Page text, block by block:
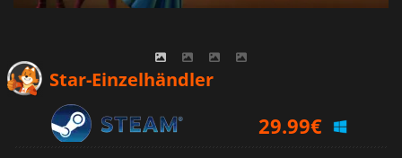
Star-Einzelhändler
29.99€